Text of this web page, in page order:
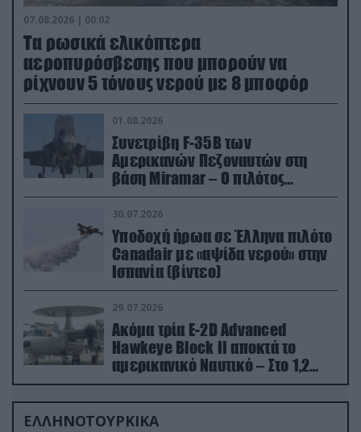
07.08.2026 | 00:02
Τα ρωσικά ελικόπτερα
αεροπυρόσβεσης που μπορούν να
ρίχνουν 5 τόνους νερού με 8 μποφόρ
01.08.2026
Συνετρίβη F-35B των
Αμερικανών Πεζοναυτών στη
βάση Miramar – Ο πιλότος
εκτινάχθηκε εγκαίρως
30.07.2026
Υποδοχή ήρωα σε Έλληνα πιλότο
Canadair με «αψίδα νερού» στην
Ισπανία (βίντεο)
29.07.2026
Ακόμα τρία E-2D Advanced
Hawkeye Block II αποκτά το
αμερικανικό Ναυτικό – Στο 1,2
δισ.δολάρια το κόστος
ΕΛΛΗΝΟΤΟΥΡΚΙΚΑ